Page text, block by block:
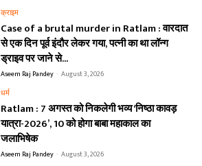
क्राइम
Case of a brutal murder in Ratlam : वारदात
से एक दिन पूर्व इंदौर लेकर गया, पत्नी का था लॉन्ग
ड्राइव पर जाने से...
Aseem Raj Pandey - August 3, 2026
धर्म
Ratlam : 7 अगस्त को निकलेगी भव्य ‘निष्ठा कावड़
यात्रा-2026’, 10 को होगा बाबा महाकाल का
जलाभिषेक
Aseem Raj Pandey - August 3, 2026